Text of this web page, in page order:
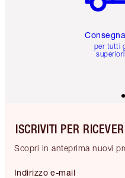
per tutti
ISCRIVITI PER
Scopri in anteprima nuovi
Indirizzo e-mail